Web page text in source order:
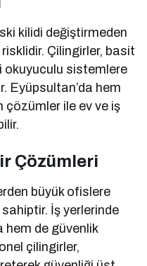
kilidi değiştirmeden
Çilingirler, basit
okuyuculu sistemlere
Eyüpsultan’da hem
çözümler ile ev ve iş
Çözümleri
büyük ofislere
İş yerlerinde
hem de güvenlik
çilingirler,